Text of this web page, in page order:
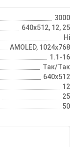
3000
640x512, 12, 25
Ні
AMOLED, 1024x768
1.1-16
Так/Так
640x512
12
25
50